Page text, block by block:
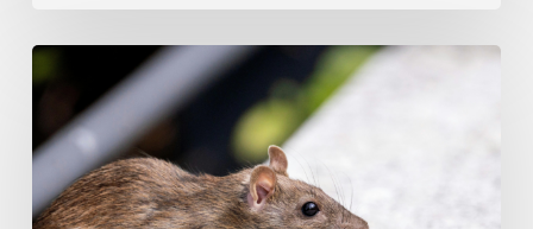
Pozuelo:
cara
invisible
de